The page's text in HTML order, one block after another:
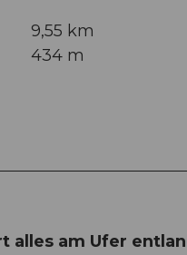
9,55 km
434 m
alles am Ufer